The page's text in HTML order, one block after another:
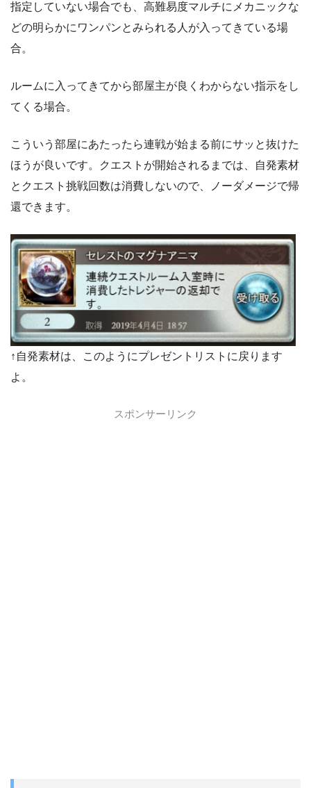
指定していない場合でも、高難易度マルチにメカニックな
どの明らかにワンパンとみられる人が入ってきている場
合。
ルームに入ってきてから部屋主が良くわからない指示をし
てくる場合。
こういう部屋にあたったら連戦が始まる前にサッと抜けた
ほうが良いです。クエストが開始されるまでは、自発素材
とクエスト挑戦回数は消費しないので、ノーダメージで帰
還できます。
↑自発素材は、このようにプレゼントリストに戻ります
よ。
スポンサーリンク